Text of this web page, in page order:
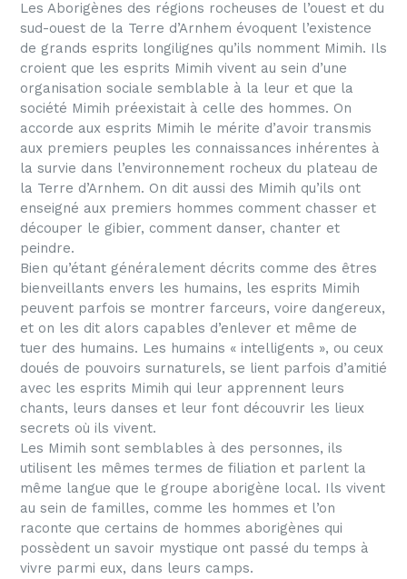
Les Aborigènes des régions rocheuses de l’ouest et du
sud-ouest de la Terre d’Arnhem évoquent l’existence
de grands esprits longilignes qu’ils nomment Mimih. Ils
croient que les esprits Mimih vivent au sein d’une
organisation sociale semblable à la leur et que la
société Mimih préexistait à celle des hommes. On
accorde aux esprits Mimih le mérite d’avoir transmis
aux premiers peuples les connaissances inhérentes à
la survie dans l’environnement rocheux du plateau de
la Terre d’Arnhem. On dit aussi des Mimih qu’ils ont
enseigné aux premiers hommes comment chasser et
découper le gibier, comment danser, chanter et
peindre.
Bien qu’étant généralement décrits comme des êtres
bienveillants envers les humains, les esprits Mimih
peuvent parfois se montrer farceurs, voire dangereux,
et on les dit alors capables d’enlever et même de
tuer des humains. Les humains « intelligents », ou ceux
doués de pouvoirs surnaturels, se lient parfois d’amitié
avec les esprits Mimih qui leur apprennent leurs
chants, leurs danses et leur font découvrir les lieux
secrets où ils vivent.
Les Mimih sont semblables à des personnes, ils
utilisent les mêmes termes de filiation et parlent la
même langue que le groupe aborigène local. Ils vivent
au sein de familles, comme les hommes et l’on
raconte que certains de hommes aborigènes qui
possèdent un savoir mystique ont passé du temps à
vivre parmi eux, dans leurs camps.